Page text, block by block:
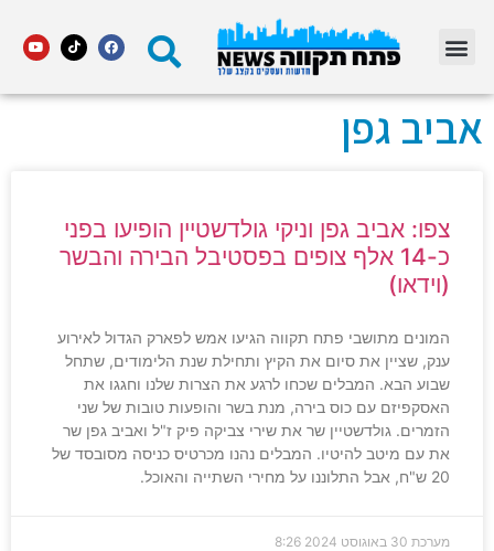
אביב גפן
צפו: אביב גפן וניקי גולדשטיין הופיעו בפני
כ-14 אלף צופים בפסטיבל הבירה והבשר
(וידאו)
המונים מתושבי פתח תקווה הגיעו אמש לפארק הגדול לאירוע
ענק, שציין את סיום את הקיץ ותחילת שנת הלימודים, שתחל
שבוע הבא. המבלים שכחו לרגע את הצרות שלנו וחגגו את
האסקפיזם עם כוס בירה, מנת בשר והופעות טובות של שני
הזמרים. גולדשטיין שר את שירי צביקה פיק ז"ל ואביב גפן שר
את עם מיטב להיטיו. המבלים נהנו מכרטיס כניסה מסובסד של
20 ש"ח, אבל התלוננו על מחירי השתייה והאוכל.
מערכת 30 באוגוסט 2024 8:26